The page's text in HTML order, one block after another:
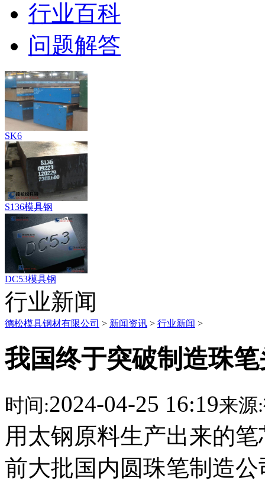
行业百科
问题解答
SK6
S136模具钢
DC53模具钢
行业新闻
德松模具钢材有限公司 > 新闻资讯 > 行业新闻 >
我国终于突破制造珠
时间:2024-04-25 16:19来源:
用太钢原料生产出来的
前大批国内圆珠笔制造